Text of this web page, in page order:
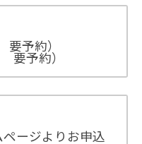
予約）
要予約）
ージよりお申込